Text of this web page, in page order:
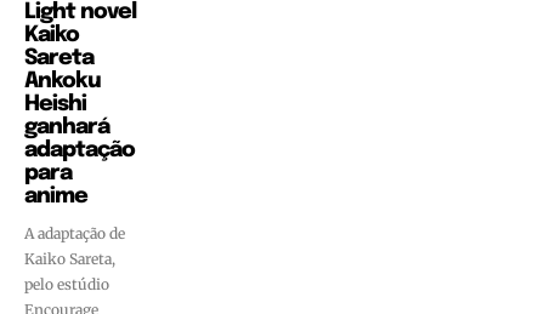
Light novel
Kaiko
Sareta
Ankoku
Heishi
ganhará
adaptação
para
anime
A adaptação de
Kaiko Sareta,
pelo estúdio
Encourage